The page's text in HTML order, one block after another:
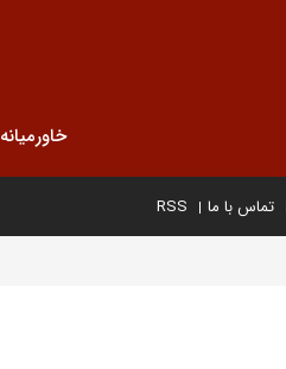
خاورمیانه
تماس با ما RSS